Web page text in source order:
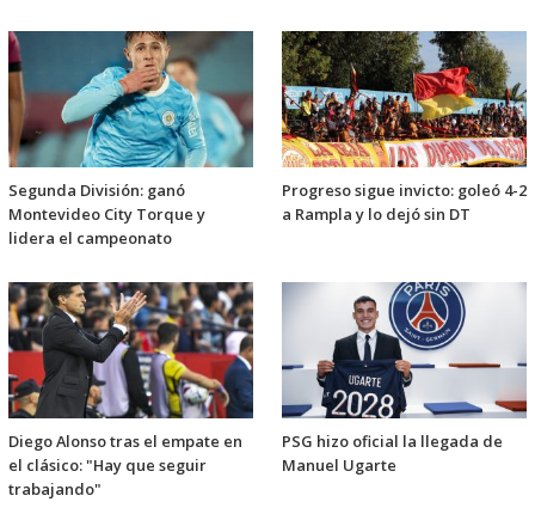
Segunda División: ganó
Montevideo City Torque y
lidera el campeonato
Progreso sigue invicto: goleó 4-2
a Rampla y lo dejó sin DT
Diego Alonso tras el empate en
el clásico: "Hay que seguir
trabajando"
PSG hizo oficial la llegada de
Manuel Ugarte